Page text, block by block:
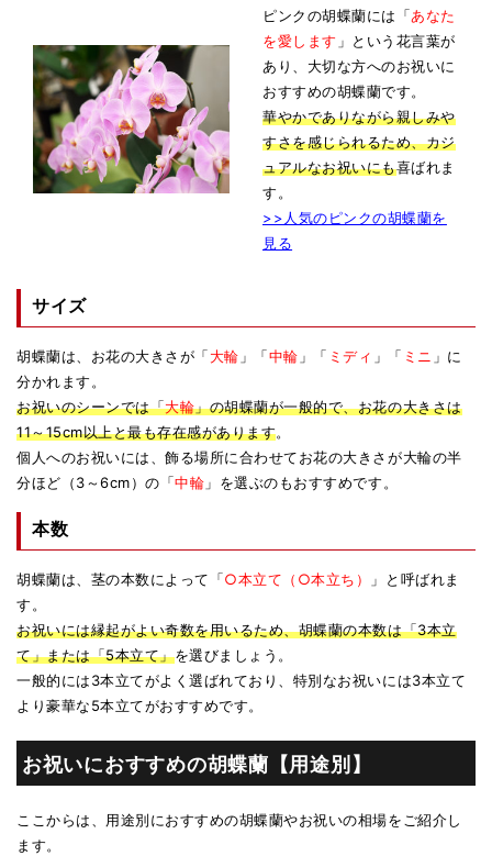
ピンクの胡蝶蘭には「あなた
を愛します 」という花言葉が
あり、大切な方へのお祝いに
おすすめの胡蝶蘭です。
華やかでありながら親しみや
すさを感じられるため、カジ
ュアルなお祝いにも喜ばれま
す。
>>人気のピンクの胡蝶蘭を
見る
サイズ
胡蝶蘭は、お花の大きさが「大輪 」「中輪 」「 ミディ 」「 ミニ 」に
分かれます。
お祝いのシーンでは「大輪」の胡蝶蘭が一般的で、お花の大きさは
11～15cm以上と最も存在感があります。
個人へのお祝いには、飾る場所に合わせてお花の大きさが大輪の半
分ほど（3～6cm）の「中輪 」を選ぶのもおすすめです。
本数
胡蝶蘭は、茎の本数によって「○本立て（○本立ち）
」と呼ばれま
す。
お祝いには縁起がよい奇数を用いるため、胡蝶蘭の本数は「3本立
て」または「5本立て」を選びましょう。
一般的には3本立てがよく選ばれており、特別なお祝いには3本立て
より豪華な5本立てがおすすめです。
お祝いにおすすめの胡蝶蘭【用途別】
ここからは、用途別におすすめの胡蝶蘭やお祝いの相場をご紹介し
ます。